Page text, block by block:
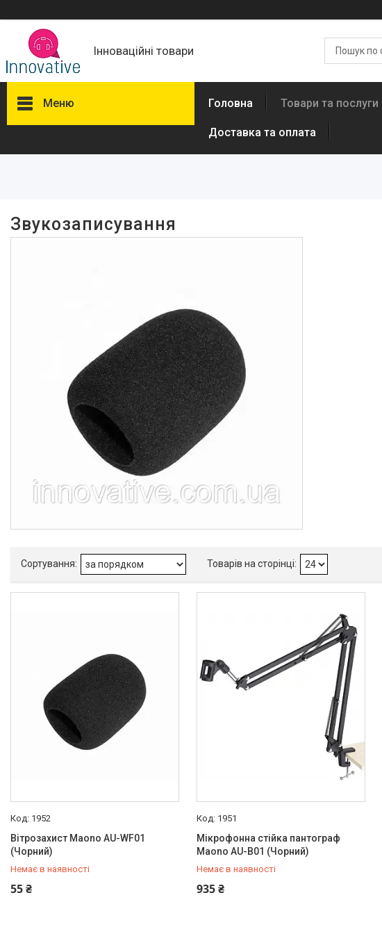
Інноваційні товари
Меню
Maono 3
Доставка та оплата
Повернення та обмін
Головна Товари та послуги
Доставка та оплата
Звукозаписування
1952
Вітрозахист Maono AU-WF01
(Чорний)
Немає в наявності
55 ₴
+380 (50) 432-84-83
1951
Мікрофонна стійка пантограф
Maono AU-B01 (Чорний)
Немає в наявності
935 ₴
+380 (50) 432-84-83